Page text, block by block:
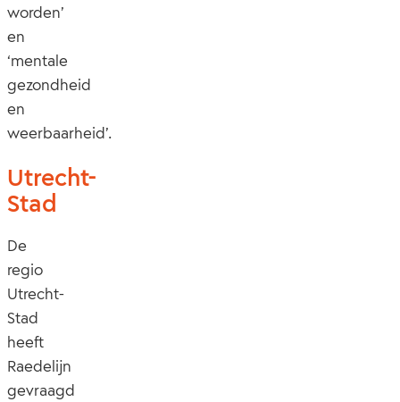
worden’
en
‘mentale
gezondheid
en
weerbaarheid’.
Utrecht-
Stad
De
regio
Utrecht-
Stad
heeft
Raedelijn
gevraagd